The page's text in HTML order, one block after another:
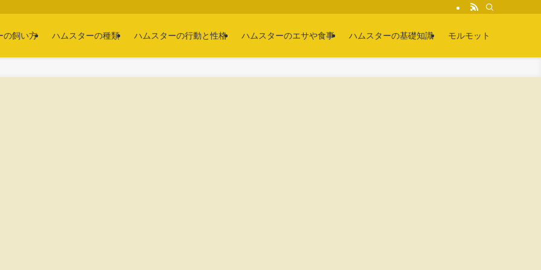
の飼い方 ハムスターの種類 ハムスターの行動と性格 ハムスターのエサや食事 ハムスターの基礎知識 モルモット